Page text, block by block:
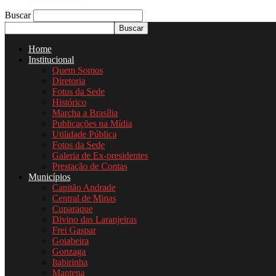
Buscar
Home
Institucional
Quem Somos
Diretoria
Fotos da Sede
Histórico
Marcha a Brasília
Publicações na Mídia
Utilidade Pública
Fotos da Sede
Galeria de Ex-presidentes
Prestação de Contas
Municípios
Capitão Andrade
Central de Minas
Cuparaque
Divino das Laranjeiras
Frei Gaspar
Goiabeira
Gonzaga
Itabirinha
Mantena